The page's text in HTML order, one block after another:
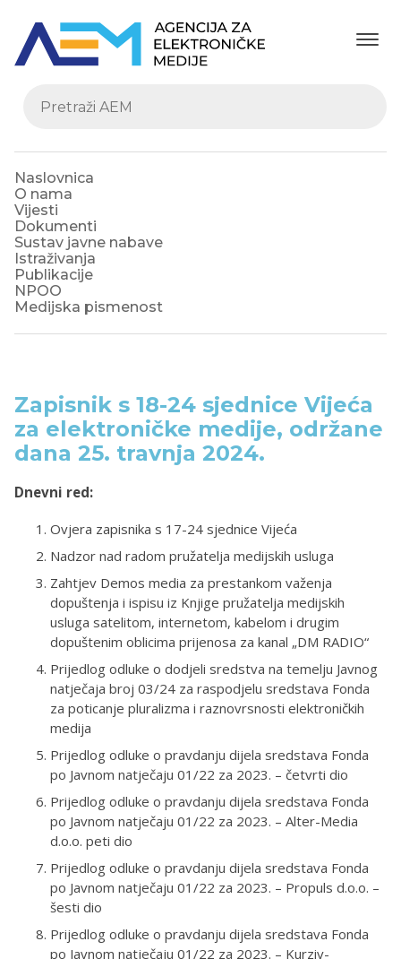
Naslovnica
O nama
Vijesti
Dokumenti
Sustav javne nabave
Istraživanja
Publikacije
NPOO
Medijska pismenost
Zapisnik s 18-24 sjednice Vijeća
za elektroničke medije, održane
dana 25. travnja 2024.
Dnevni red:
Ovjera zapisnika s 17-24 sjednice Vijeća
Nadzor nad radom pružatelja medijskih usluga
Zahtjev Demos media za prestankom važenja
dopuštenja i ispisu iz Knjige pružatelja medijskih
usluga satelitom, internetom, kabelom i drugim
dopuštenim oblicima prijenosa za kanal „DM RADIO“
Prijedlog odluke o dodjeli sredstva na temelju Javnog
natječaja broj 03/24 za raspodjelu sredstava Fonda
za poticanje pluralizma i raznovrsnosti elektroničkih
medija
Prijedlog odluke o pravdanju dijela sredstava Fonda
po Javnom natječaju 01/22 za 2023. – četvrti dio
Prijedlog odluke o pravdanju dijela sredstava Fonda
po Javnom natječaju 01/22 za 2023. – Alter-Media
d.o.o. peti dio
Prijedlog odluke o pravdanju dijela sredstava Fonda
po Javnom natječaju 01/22 za 2023. – Propuls d.o.o. –
šesti dio
Prijedlog odluke o pravdanju dijela sredstava Fonda
po Javnom natječaju 01/22 za 2023. – Kurziv-